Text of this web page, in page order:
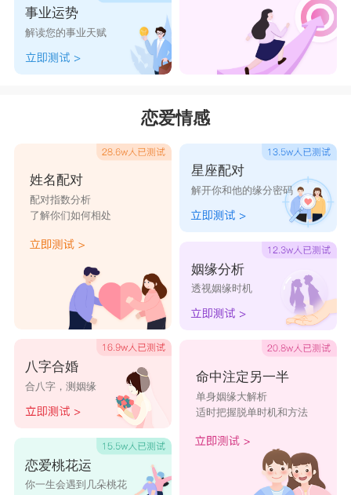
男生帅气名字两个字
紫涛、城志、慕衡、誉安、启力
楷麒、明材、瑞滨、桢洋、士语
彭勃、泽淳、铭锴、忆锦、牧贤
泽柯、治澄、圣峰、勇航、瑞淳
进楷、宜朋、佩杰、润资、柏翰
屹柏、群浩、裕晟、宥泽、柏棠
鸿沫、锦滨、澜渊、瑜龙、浩桢
华枫、庆意、瑞优、孝鸣、沛齐
和禾、炜祺、炜祥、凯权、沐池
益昊、鑫贝、长培、国嘉、项天
锦谊、晔朋、和昶、厚福、霖翔
沐字，有着“如沐春风”的清爽和自然气息。
由“氵”和“木”字构成，有水滋润万物之大气，亦有
事业运势
解读您的事业天赋
恋爱情感
姓名配对
配对指数分析
了解你们如何相处
八字合婚
合八字，测姻缘
恋爱桃花运
你一生会遇到几朵桃花
星座配对
解开你和他的缘分密码
姻缘分析
透视姻缘时机
命中注定另一半
单身姻缘大解析
适时把握脱单时机和方法